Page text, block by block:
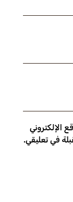
الإلكتروني
في تعليقي.